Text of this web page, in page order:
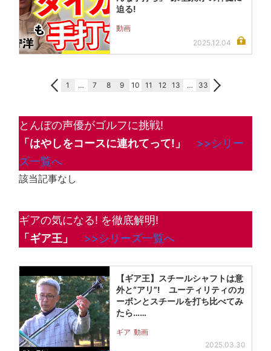
迫る!
動画
2025.12.04
1 … 7 8 9 10 11 12 13 … 33
とんぼの声優がゴルフに挑戦!
「はやしをコースに連れてって!」
>>シリー
ズ一覧へ
該当記事なし
ギアの気になる! を徹底解明!
「ギア王」
>>シリーズ一覧へ
【ギア王】スチールシャフトは意
外と“アリ”! ユーティリティのカ
ーボンとスチールを打ち比べてみ
たら……
ギア 動画
2025.03.30